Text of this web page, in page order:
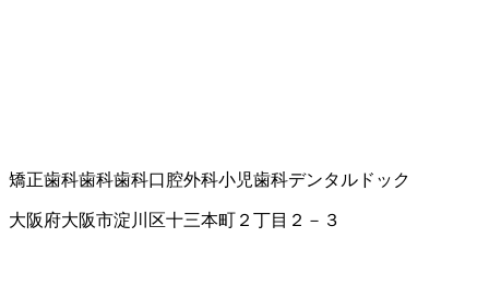
矯正歯科歯科歯科口腔外科小児歯科デンタルドック
大阪府大阪市淀川区十三本町２丁目２－３